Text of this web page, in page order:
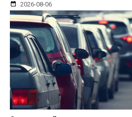
2026-08-06